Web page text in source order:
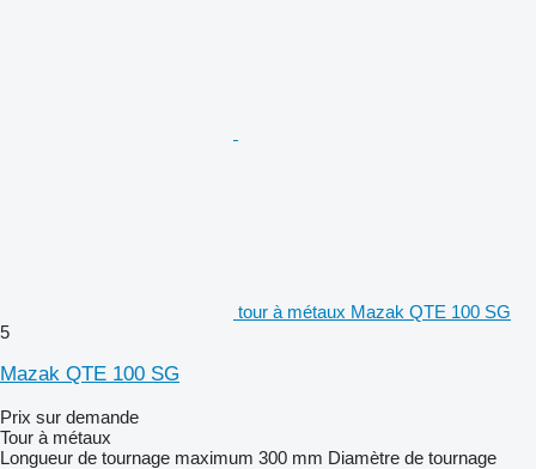
tour à métaux Mazak QTE 100 SG
5
Mazak QTE 100 SG
Prix sur demande
Tour à métaux
Longueur de tournage maximum 300 mm Diamètre de tournage